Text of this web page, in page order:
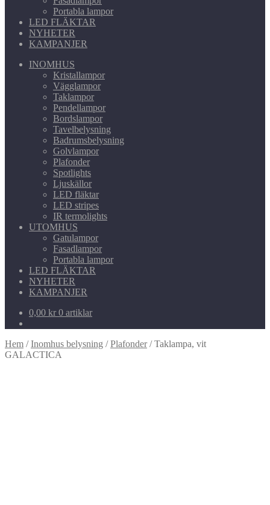
Portabla lampor
LED FLÄKTAR
NYHETER
KAMPANJER
INOMHUS
Kristallampor
Vägglampor
Taklampor
Pendellampor
Bordslampor
Tavelbelysning
Badrumsbelysning
Golvlampor
Plafonder
Spotlights
Ljuskällor
LED fläktar
LED stripes
IR termolights
UTOMHUS
Gatulampor
Fasadlampor
Portabla lampor
LED FLÄKTAR
NYHETER
KAMPANJER
0,00 kr 0 artiklar
Hem /Inomhus belysning /Plafonder/Taklampa, vit
GALACTICA